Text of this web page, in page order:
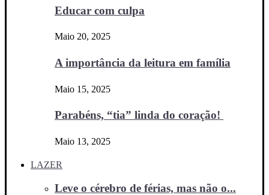
Educar com culpa
Maio 20, 2025
A importância da leitura em família
Maio 15, 2025
Parabéns, “tia” linda do coração!
Maio 13, 2025
LAZER
Leve o cérebro de férias, mas não o...